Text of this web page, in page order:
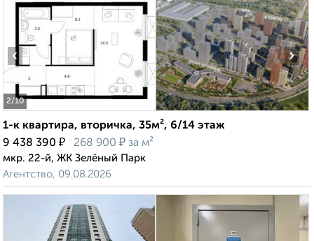
2/10
‹ ›
1-к квартира, вторичка, 35м², 6/14 этаж
9 438 390 ₽ 268 900 ₽ за м²
мкр. 22-й, ЖК Зелёный Парк
Агентство, 09.08.2026